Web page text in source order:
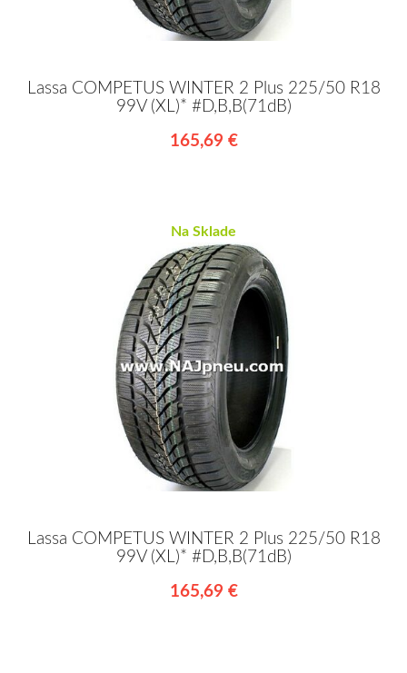
Lassa COMPETUS WINTER 2 Plus 225/50 R18
99V (XL)* #D,B,B(71dB)
165,69 €
Na Sklade
Lassa COMPETUS WINTER 2 Plus 225/50 R18
99V (XL)* #D,B,B(71dB)
165,69 €